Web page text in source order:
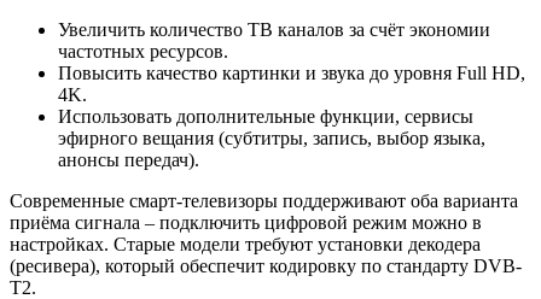
Увеличить количество ТВ каналов за счёт экономии
частотных ресурсов.
Повысить качество картинки и звука до уровня Full HD,
4K.
Использовать дополнительные функции, сервисы
эфирного вещания (субтитры, запись, выбор языка,
анонсы передач).
Современные смарт-телевизоры поддерживают оба варианта
приёма сигнала – подключить цифровой режим можно в
настройках. Старые модели требуют установки декодера
(ресивера), который обеспечит кодировку по стандарту DVB-
T2.